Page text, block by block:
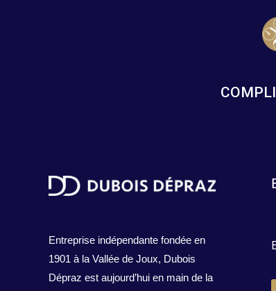
Entreprise indépendante fondée en
1901 à la Vallée de Joux, Dubois
Dépraz est aujourd’hui en main de la